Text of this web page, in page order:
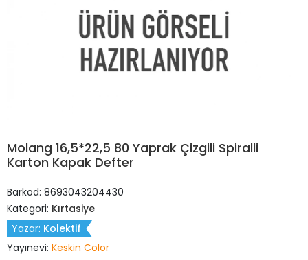
Molang 16,5*22,5 80 Yaprak Çizgili Spiralli
Karton Kapak Defter
Barkod: 8693043204430
Kategori: Kırtasiye
Yazar: Kolektif
Yayınevi: Keskin Color